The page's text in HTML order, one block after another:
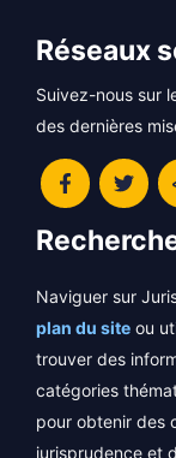
Réseaux
Suivez-nous sur
des dernières
Naviguer sur
plan du site ou
trouver des
catégories
pour obtenir des
jurisprudence et